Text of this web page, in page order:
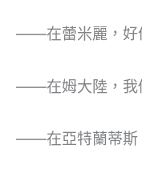
——在蕾米麗，好
——在姆大陸，我
——在亞特蘭蒂斯